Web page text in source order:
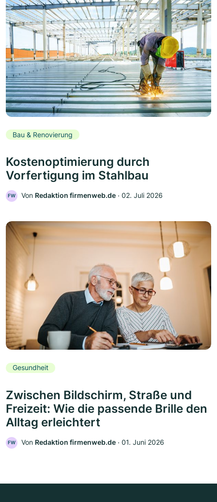
Bau & Renovierung
Kostenoptimierung durch
Vorfertigung im Stahlbau
FW Von Redaktion firmenweb.de ‧ 02. Juli 2026
Gesundheit
Zwischen Bildschirm, Straße und
Freizeit: Wie die passende Brille den
Alltag erleichtert
FW Von Redaktion firmenweb.de ‧ 01. Juni 2026